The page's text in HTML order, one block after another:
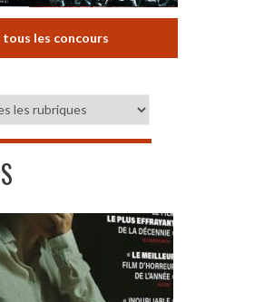
les concours